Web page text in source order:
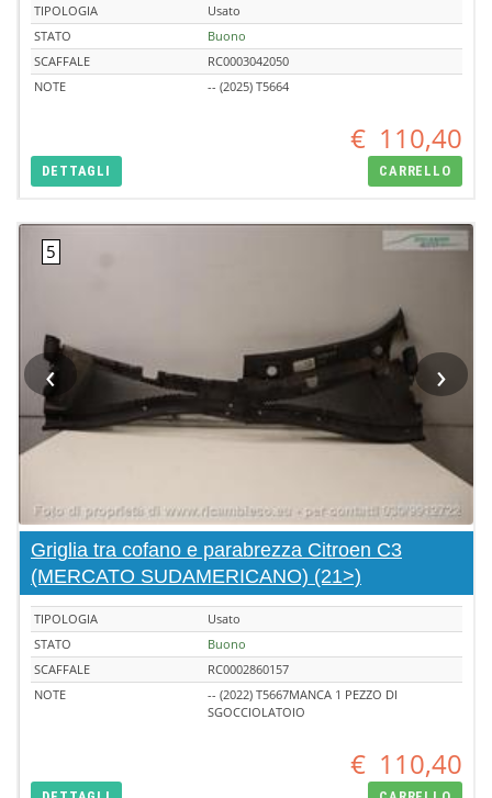
TIPOLOGIA
Usato
STATO
Buono
SCAFFALE
RC0003042050
NOTE
-- (2025) T5664
€ 110,40
DETTAGLI CARRELLO
‹ ›
Griglia tra cofano e parabrezza Citroen C3
(MERCATO SUDAMERICANO) (21>)
TIPOLOGIA
Usato
STATO
Buono
SCAFFALE
RC0002860157
NOTE
-- (2022) T5667MANCA 1 PEZZO DI
SGOCCIOLATOIO
€ 110,40